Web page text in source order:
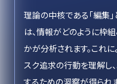
理論の中核である「編集
は、情報がどのように枠
かが分析されます。これ
スク追求の行動を理解し
するための洞察が得られま